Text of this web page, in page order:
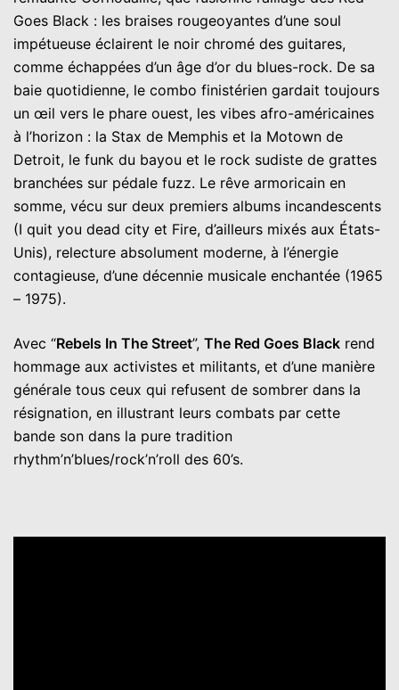
Goes Black : les braises rougeoyantes d’une soul
impétueuse éclairent le noir chromé des guitares,
comme échappées d’un âge d’or du blues-rock. De sa
baie quotidienne, le combo finistérien gardait toujours
un œil vers le phare ouest, les vibes afro-américaines
à l’horizon : la Stax de Memphis et la Motown de
Detroit, le funk du bayou et le rock sudiste de grattes
branchées sur pédale fuzz. Le rêve armoricain en
somme, vécu sur deux premiers albums incandescents
(I quit you dead city et Fire, d’ailleurs mixés aux États-
Unis), relecture absolument moderne, à l’énergie
contagieuse, d’une décennie musicale enchantée (1965
– 1975).
Avec “Rebels In The Street”, The Red Goes Black rend
hommage aux activistes et militants, et d’une manière
générale tous ceux qui refusent de sombrer dans la
résignation, en illustrant leurs combats par cette
bande son dans la pure tradition
rhythm’n’blues/rock’n’roll des 60’s.